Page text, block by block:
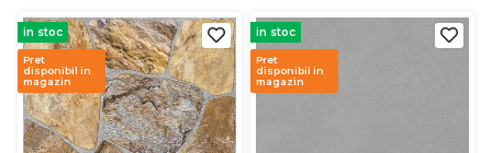
in stoc
Pret
disponibil in
magazin
in stoc
Pret
disponibil in
magazin